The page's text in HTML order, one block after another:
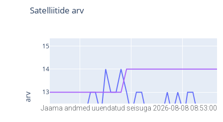
Jaama andmed uuendatud seisuga 2026-08-08 08:53:00